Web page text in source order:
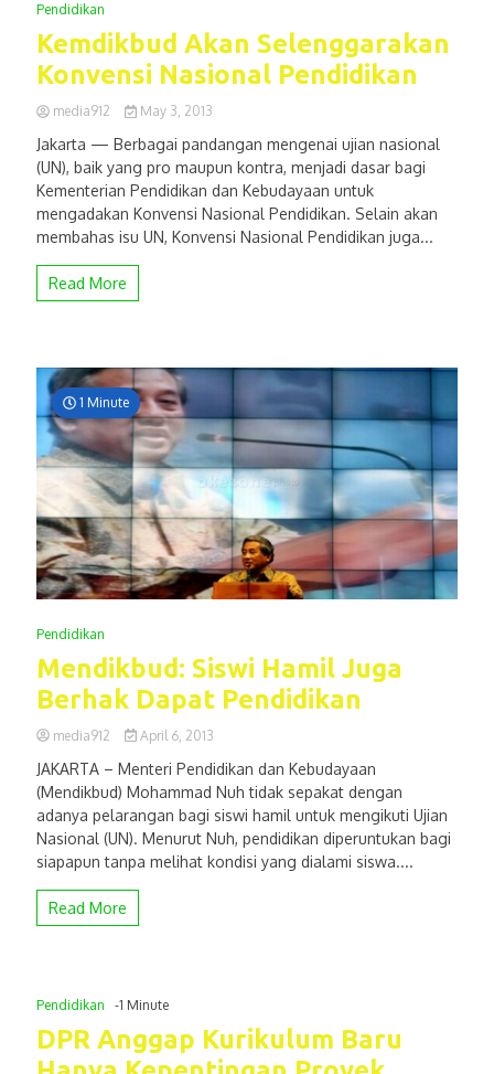
Pendidikan
Kemdikbud Akan Selenggarakan
Konvensi Nasional Pendidikan
media912 May 3, 2013
Jakarta — Berbagai pandangan mengenai ujian nasional
(UN), baik yang pro maupun kontra, menjadi dasar bagi
Kementerian Pendidikan dan Kebudayaan untuk
mengadakan Konvensi Nasional Pendidikan. Selain akan
membahas isu UN, Konvensi Nasional Pendidikan juga...
Read More
1 Minute
Pendidikan
Mendikbud: Siswi Hamil Juga
Berhak Dapat Pendidikan
media912 April 6, 2013
JAKARTA – Menteri Pendidikan dan Kebudayaan
(Mendikbud) Mohammad Nuh tidak sepakat dengan
adanya pelarangan bagi siswi hamil untuk mengikuti Ujian
Nasional (UN). Menurut Nuh, pendidikan diperuntukan bagi
siapapun tanpa melihat kondisi yang dialami siswa....
Read More
Pendidikan -1 Minute
DPR Anggap Kurikulum Baru